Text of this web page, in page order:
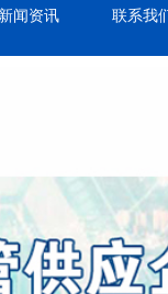
新闻资讯 联系我